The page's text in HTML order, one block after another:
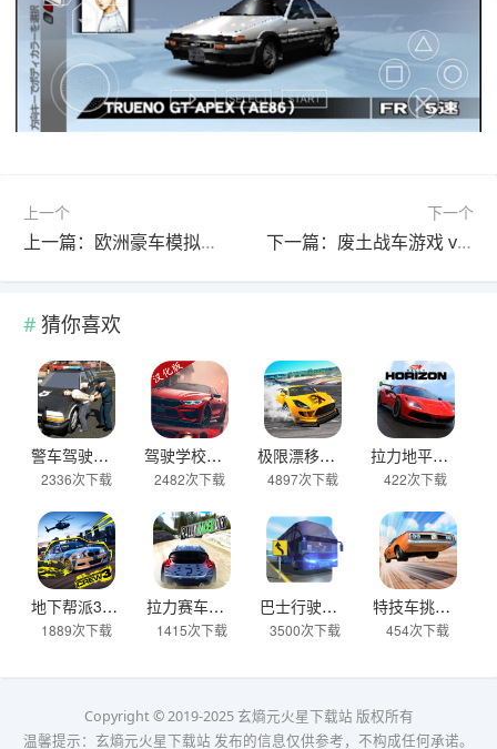
上一个
上一篇：欧洲豪车模拟器游戏(European Luxury Cars) v2.68安卓版
下一个
下一篇：废土战车游戏 v1.1安卓版
猜你喜欢
警车驾驶模拟器官方正版 v2.6安卓版
2336次下载
驾驶学校模拟汉化版(Driving School sim) v13.4安卓版
2482次下载
极限漂移与氮气赛车手游 v0.0.45安卓版
4897次下载
拉力地平线汉化版 v2.5.10安卓版
422次下载
地下帮派3 v2.2安卓版
1889次下载
拉力赛车越野官方版 v2.6.7安卓版
1415次下载
巴士行驶模拟器官方版 v5.06.0安卓版
3500次下载
特技车挑战赛3官方版(StuntCar3) v4.07安卓版
454次下载
Copyright © 2019-2025 玄熵元火星下载站 版权所有
温馨提示：玄熵元火星下载站 发布的信息仅供参考，不构成任何承诺。